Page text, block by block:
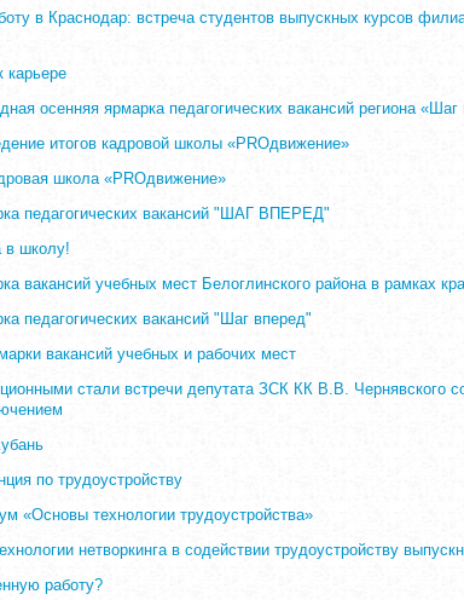
в Краснодар: встреча студентов выпускных курсов
карьере
осенняя ярмарка педагогических вакансий региона
итогов кадровой школы «PROдвижение»
школа «PROдвижение»
педагогических вакансий "ШАГ ВПЕРЕД"
в школу!
вакансий учебных мест Белоглинского района в рамках
педагогических вакансий "Шаг вперед"
вакансий учебных и рабочих мест
стали встречи депутата ЗСК КК В.В.
по трудоустройству
«Основы технологии трудоустройства»
нетворкинга в содействии трудоустройству
работу?